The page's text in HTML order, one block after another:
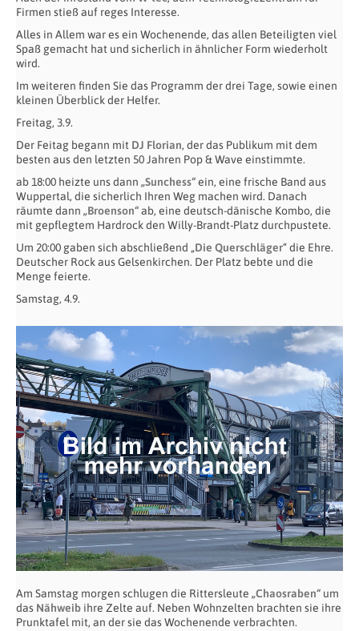
Firmen stieß auf reges Interesse.
Alles in Allem war es ein Wochenende, das allen Beteiligten viel
Spaß gemacht hat und sicherlich in ähnlicher Form wiederholt
wird.
Im weiteren finden Sie das Programm der drei Tage, sowie einen
kleinen Überblick der Helfer.
Freitag, 3.9.
Der Feitag begann mit DJ Florian, der das Publikum mit dem
besten aus den letzten 50 Jahren Pop & Wave einstimmte.
ab 18:00 heizte uns dann „Sunchess“ein, eine frische Band aus
Wuppertal, die sicherlich Ihren Weg machen wird. Danach
räumte dann „Broenson“ab, eine deutsch-dänische Kombo, die
mit gepflegtem Hardrock den Willy-Brandt-Platz durchpustete.
Um 20:00 gaben sich abschließend „Die Querschläger“ die Ehre.
Deutscher Rock aus Gelsenkirchen. Der Platz bebte und die
Menge feierte.
Samstag, 4.9.
Am Samstag morgen schlugen die Rittersleute „Chaosraben“ um
das Nähweib ihre Zelte auf. Neben Wohnzelten brachten sie ihre
Prunktafel mit, an der sie das Wochenende verbrachten.